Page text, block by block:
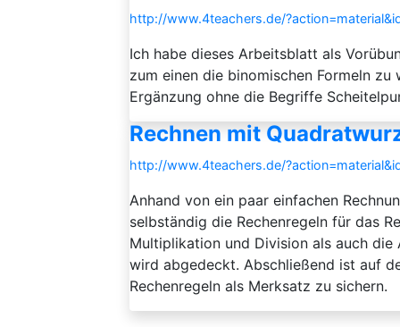
http://www.4teachers.de/
Ich habe dieses Arbeitsblatt als
zum einen die binomischen Formeln
Ergänzung ohne die Begriffe
Rechnen mit
http://www.4teachers.de/
Anhand von ein paar einfachen
selbständig die Rechenregeln für das
Multiplikation und Division als auch
wird abgedeckt. Abschließend ist auf
Rechenregeln als Merksatz zu sichern.